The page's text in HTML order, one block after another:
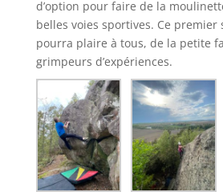
d’option pour faire de la
belles voies sportives. Ce premier
pourra plaire à tous, de la petite
grimpeurs d’expériences.